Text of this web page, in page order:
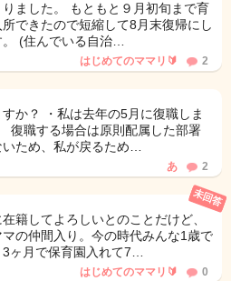
ました。 もともと９月初旬まで育
できたので短縮して8月末復帰にし
(住んでいる自治…
はじめてのママリ🔰 2
か？ ・私は去年の5月に復職しま
職する場合は原則配属した部署
ため、私が戻るため…
あ 2
籍してよろしいとのことだけど、
の仲間入り。今の時代みんな1歳で
ヶ月で保育園入れて7…
未回答
はじめてのママリ🔰 0